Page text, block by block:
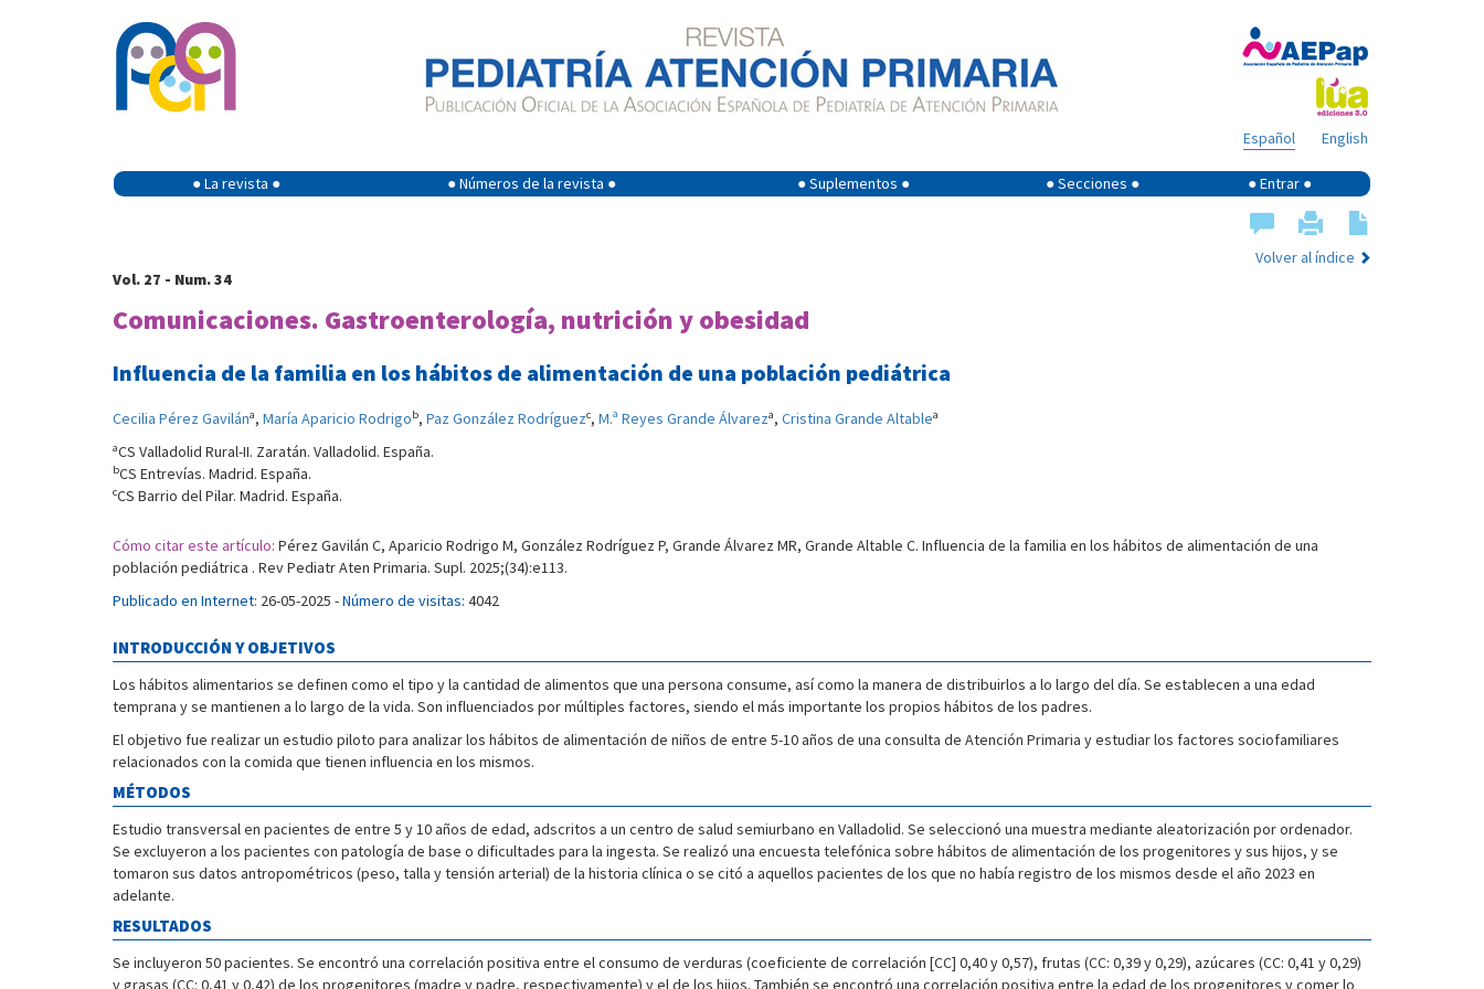
English
Español
● La revista ● ● Números de la revista ● ● Suplementos ● ● Secciones ● ● Entrar ●
Volver al índice
Vol. 27 - Num. 34
Comunicaciones. Gastroenterología, nutrición y obesidad
Influencia de la familia en los hábitos de alimentación de una población pediátrica
Cecilia Pérez Gavilána, María Aparicio Rodrigob, Paz González Rodríguezc, M.ª Reyes Grande Álvareza, Cristina Grande Altablea
aCS Valladolid Rural-II. Zaratán. Valladolid. España.
bCS Entrevías. Madrid. España.
cCS Barrio del Pilar. Madrid. España.
Cómo citar este artículo: Pérez Gavilán C, Aparicio Rodrigo M, González Rodríguez P, Grande Álvarez MR, Grande Altable C. Influencia de la familia en los hábitos de alimentación de una
población pediátrica . Rev Pediatr Aten Primaria. Supl. 2025;(34):e113.
Publicado en Internet: 26-05-2025 -Número de visitas: 4042
INTRODUCCIÓN Y OBJETIVOS
Los hábitos alimentarios se definen como el tipo y la cantidad de alimentos que una persona consume, así como la manera de distribuirlos a lo largo del día. Se establecen a una edad
temprana y se mantienen a lo largo de la vida. Son influenciados por múltiples factores, siendo el más importante los propios hábitos de los padres.
El objetivo fue realizar un estudio piloto para analizar los hábitos de alimentación de niños de entre 5-10 años de una consulta de Atención Primaria y estudiar los factores sociofamiliares
relacionados con la comida que tienen influencia en los mismos.
MÉTODOS
Estudio transversal en pacientes de entre 5 y 10 años de edad, adscritos a un centro de salud semiurbano en Valladolid. Se seleccionó una muestra mediante aleatorización por ordenador.
Se excluyeron a los pacientes con patología de base o dificultades para la ingesta. Se realizó una encuesta telefónica sobre hábitos de alimentación de los progenitores y sus hijos, y se
tomaron sus datos antropométricos (peso, talla y tensión arterial) de la historia clínica o se citó a aquellos pacientes de los que no había registro de los mismos desde el año 2023 en
adelante.
RESULTADOS
Se incluyeron 50 pacientes. Se encontró una correlación positiva entre el consumo de verduras (coeficiente de correlación [CC] 0,40 y 0,57), frutas (CC: 0,39 y 0,29), azúcares (CC: 0,41 y 0,29)
y grasas (CC: 0,41 y 0,42) de los progenitores (madre y padre, respectivamente) y el de los hijos. También se encontró una correlación positiva entre la edad de los progenitores y comer lo